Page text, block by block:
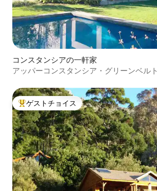
コンスタンシアの一軒家
アッパーコンスタンシア・グリーンベルト
大好評のゲストチョイスです。
ゲストチョイス